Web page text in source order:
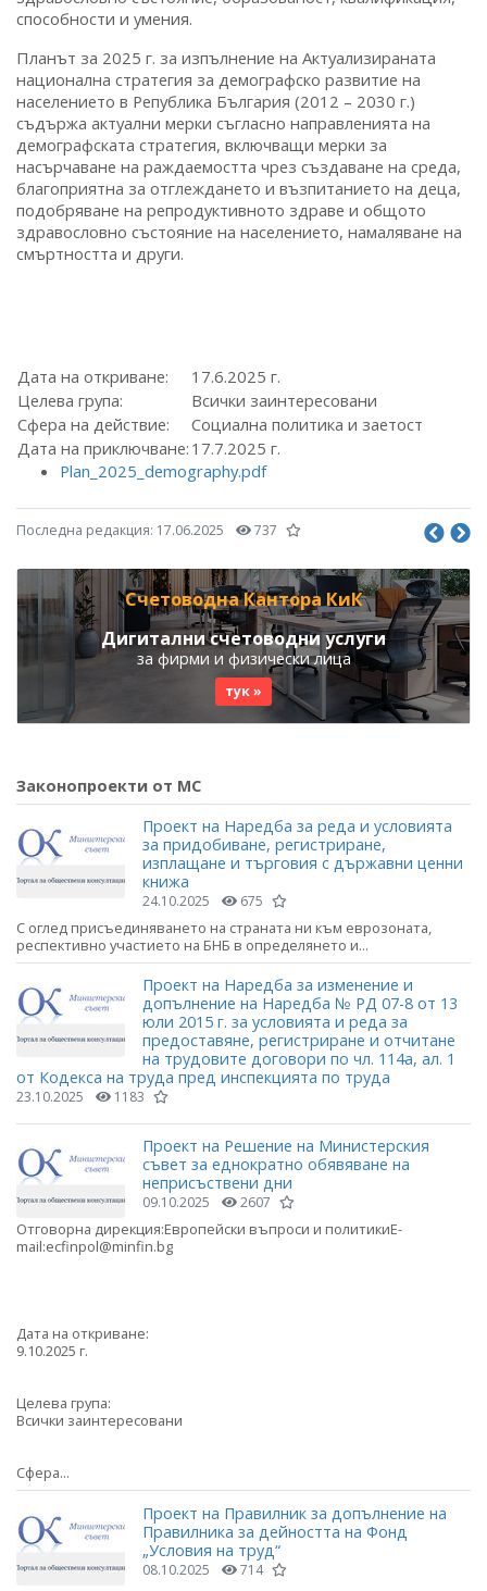
способности и умения.
Планът за 2025 г. за изпълнение на Актуализираната
национална стратегия за демографско развитие на
населението в Република България (2012 – 2030 г.)
съдържа актуални мерки съгласно направленията на
демографската стратегия, включващи мерки за
насърчаване на раждаемостта чрез създаване на среда,
благоприятна за отглеждането и възпитанието на деца,
подобряване на репродуктивното здраве и общото
здравословно състояние на населението, намаляване на
смъртността и други.
Дата на откриване:
17.6.2025 г.
Целева група:
Всички заинтересовани
Сфера на действие:
Социална политика и заетост
Дата на приключване: 17.7.2025 г.
Plan_2025_demography.pdf
Последна редакция: 17.06.2025 737
Счетоводна Кантора КиК
Дигитални счетоводни услуги
за фирми и физически лица
тук »
Законопроекти от МС
Проект на Наредба за реда и условията
за придобиване, регистриране,
изплащане и търговия с държавни ценни
книжа
24.10.2025 675
С оглед присъединяването на страната ни към еврозоната,
респективно участието на БНБ в определянето и...
Проект на Наредба за изменение и
допълнение на Наредба № РД 07-8 от 13
юли 2015 г. за условията и реда за
предоставяне, регистриране и отчитане
на трудовите договори по чл. 114а, ал. 1
от Кодекса на труда пред инспекцията по труда
23.10.2025 1183
Проект на Решение на Министерския
съвет за еднократно обявяване на
неприсъствени дни
09.10.2025 2607
Отговорна дирекция:Европейски въпроси и политикиE-
mail:ecfinpol@minfin.bg
Дата на откриване:
9.10.2025 г.
Целева група:
Всички заинтересовани
Сфера...
Проект на Правилник за допълнение на
Правилника за дейността на Фонд
„Условия на труд“
08.10.2025 714